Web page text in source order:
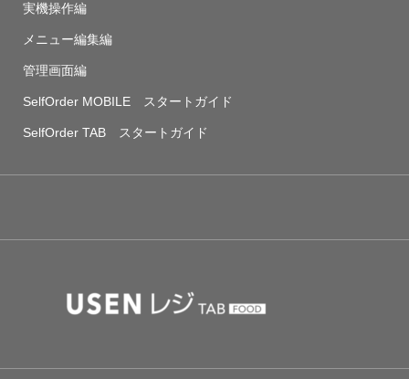
実機操作編
メニュー編集編
管理画面編
SelfOrder MOBILE スタートガイド
SelfOrder TAB スタートガイド